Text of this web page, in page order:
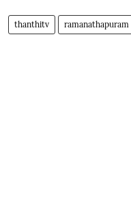
thanthitv ramanathapuram